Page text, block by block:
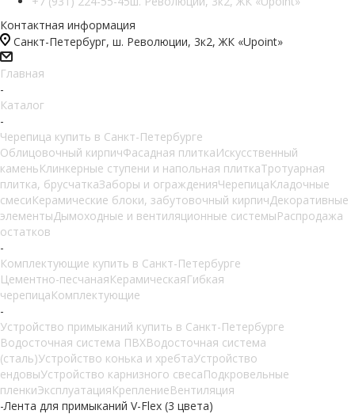
Контактная информация
Санкт-Петербург, ш. Революции, 3к2, ЖК «Upoint»
Главная
-
Каталог
-
Черепица купить в Санкт-Петербурге
Облицовочный кирпичФасадная плиткаИскусственный
каменьКлинкерные ступени и напольная плиткаТротуарная
плитка, брусчаткаЗаборы и огражденияЧерепицаКладочные
смесиКерамические блоки, забутовочный кирпичДекоративные
элементыДымоходные и вентиляционные системыРаспродажа
остатков
-
Комплектующие купить в Санкт-Петербурге
Цементно-песчанаяКерамическаяГибкая
черепицаКомплектующие
-
Устройство примыканий купить в Санкт-Петербурге
Водосточная система ПВХВодосточная система
(сталь)Устройство конька и хребтаУстройство
ендовыУстройство карнизного свесаПодкровельные
пленкиЭксплуатацияКреплениеВентиляция
-Лента для примыканий V-Flex (3 цвета)